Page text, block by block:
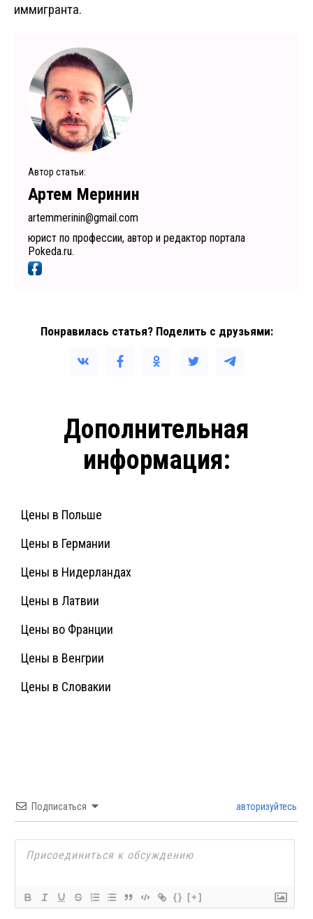
иммигранта.
Автор статьи:
Артем Меринин
artemmerinin@gmail.com
юрист по профессии, автор и редактор портала
Pokeda.ru.
Понравилась статья? Поделить с друзьями:
Дополнительная
информация:
Цены в Польше
Цены в Германии
Цены в Нидерландах
Цены в Латвии
Цены во Франции
Цены в Венгрии
Цены в Словакии
Подписаться авторизуйтесь
{} [+]